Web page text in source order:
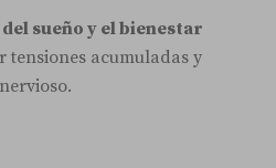
sueño y el bienestar
tensiones acumuladas y